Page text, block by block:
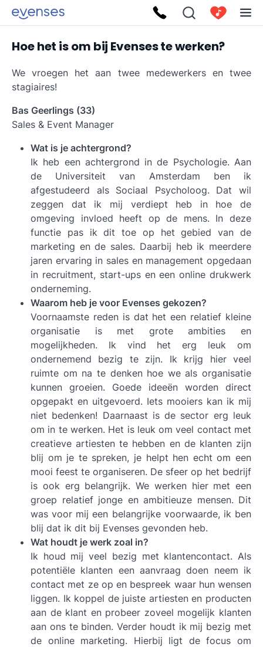
Hoe het is om bij Evenses te werken?
We vroegen het aan twee medewerkers en twee
stagiaires!
Bas Geerlings (33)
Sales & Event Manager
Wat is je achtergrond?
Ik heb een achtergrond in de Psychologie. Aan
de Universiteit van Amsterdam ben ik
afgestudeerd als Sociaal Psycholoog. Dat wil
zeggen dat ik mij verdiept heb in hoe de
omgeving invloed heeft op de mens. In deze
functie pas ik dit toe op het gebied van de
marketing en de sales. Daarbij heb ik meerdere
jaren ervaring in sales en management opgedaan
in recruitment, start-ups en een online drukwerk
onderneming.
Waarom heb je voor Evenses gekozen?
Voornaamste reden is dat het een relatief kleine
organisatie is met grote ambities en
mogelijkheden. Ik vind het erg leuk om
ondernemend bezig te zijn. Ik krijg hier veel
ruimte om na te denken hoe we als organisatie
kunnen groeien. Goede ideeën worden direct
opgepakt en uitgevoerd. Iets mooiers kan ik mij
niet bedenken! Daarnaast is de sector erg leuk
om in te werken. Het is leuk om veel contact met
creatieve artiesten te hebben en de klanten zijn
blij om je te spreken, je helpt hen echt om een
mooi feest te organiseren. De sfeer op het bedrijf
is ook erg belangrijk. We werken hier met een
groep relatief jonge en ambitieuze mensen. Dit
was voor mij een belangrijke voorwaarde, ik ben
blij dat ik dit bij Evenses gevonden heb.
Wat houdt je werk zoal in?
Ik houd mij veel bezig met klantencontact. Als
potentiële klanten een aanvraag doen neem ik
contact met ze op en bespreek waar hun wensen
liggen. Ik koppel de juiste artiesten en producten
aan de klant en probeer zoveel mogelijk klanten
aan ons te binden. Verder houdt ik mij bezig met
de online marketing. Hierbij ligt de focus om